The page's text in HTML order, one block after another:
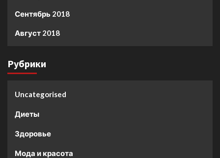
Сентябрь 2018
Август 2018
Рубрики
Uncategorised
Диеты
Здоровье
Мода и красота